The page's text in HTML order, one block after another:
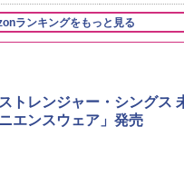
能 自動メニュー33種
単お手入れ ブラック
電子レンジ 赤外線
サー ノンフライ調
ランキングをもっと見る
トレンジャー・シングス
エンスウェア」発売